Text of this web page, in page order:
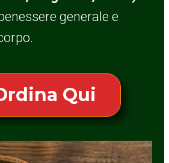
generale e
Qui